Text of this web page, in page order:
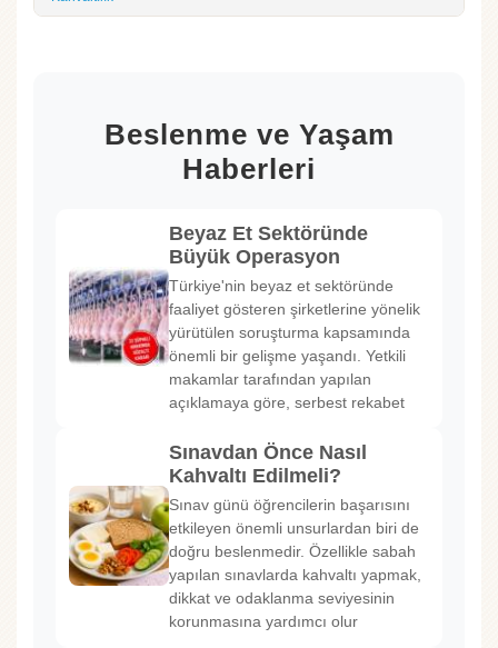
Beslenme ve Yaşam
Haberleri
Beyaz Et Sektöründe
Büyük Operasyon
Türkiye'nin beyaz et sektöründe
faaliyet gösteren şirketlerine yönelik
yürütülen soruşturma kapsamında
önemli bir gelişme yaşandı. Yetkili
makamlar tarafından yapılan
açıklamaya göre, serbest rekabet
Sınavdan Önce Nasıl
Kahvaltı Edilmeli?
Sınav günü öğrencilerin başarısını
etkileyen önemli unsurlardan biri de
doğru beslenmedir. Özellikle sabah
yapılan sınavlarda kahvaltı yapmak,
dikkat ve odaklanma seviyesinin
korunmasına yardımcı olur